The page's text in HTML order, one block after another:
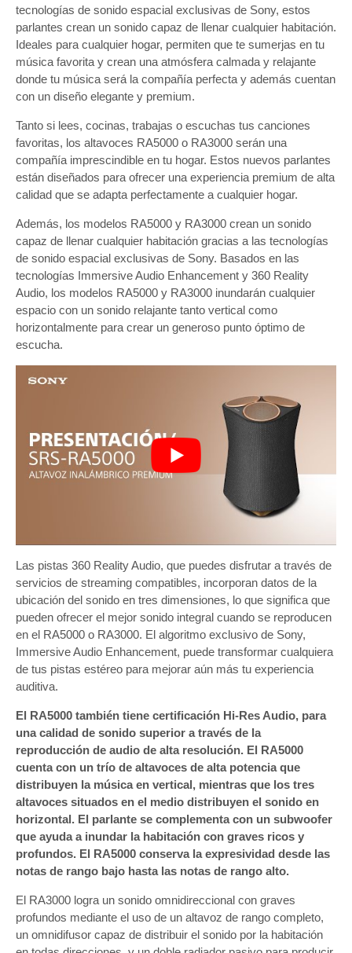
tecnologías de sonido espacial exclusivas de Sony, estos
parlantes crean un sonido capaz de llenar cualquier habitación.
Ideales para cualquier hogar, permiten que te sumerjas en tu
música favorita y crean una atmósfera calmada y relajante
donde tu música será la compañía perfecta y además cuentan
con un diseño elegante y premium.
Tanto si lees, cocinas, trabajas o escuchas tus canciones
favoritas, los altavoces RA5000 o RA3000 serán una
compañía imprescindible en tu hogar. Estos nuevos parlantes
están diseñados para ofrecer una experiencia premium de alta
calidad que se adapta perfectamente a cualquier hogar.
Además, los modelos RA5000 y RA3000 crean un sonido
capaz de llenar cualquier habitación gracias a las tecnologías
de sonido espacial exclusivas de Sony. Basados en las
tecnologías Immersive Audio Enhancement y 360 Reality
Audio, los modelos RA5000 y RA3000 inundarán cualquier
espacio con un sonido relajante tanto vertical como
horizontalmente para crear un generoso punto óptimo de
escucha.
Las pistas 360 Reality Audio, que puedes disfrutar a través de
servicios de streaming compatibles, incorporan datos de la
ubicación del sonido en tres dimensiones, lo que significa que
pueden ofrecer el mejor sonido integral cuando se reproducen
en el RA5000 o RA3000. El algoritmo exclusivo de Sony,
Immersive Audio Enhancement, puede transformar cualquiera
de tus pistas estéreo para mejorar aún más tu experiencia
auditiva.
El RA5000 también tiene certificación Hi-Res Audio, para
una calidad de sonido superior a través de la
reproducción de audio de alta resolución. El RA5000
cuenta con un trío de altavoces de alta potencia que
distribuyen la música en vertical, mientras que los tres
altavoces situados en el medio distribuyen el sonido en
horizontal. El parlante se complementa con un subwoofer
que ayuda a inundar la habitación con graves ricos y
profundos. El RA5000 conserva la expresividad desde las
notas de rango bajo hasta las notas de rango alto.
El RA3000 logra un sonido omnidireccional con graves
profundos mediante el uso de un altavoz de rango completo,
un omnidifusor capaz de distribuir el sonido por la habitación